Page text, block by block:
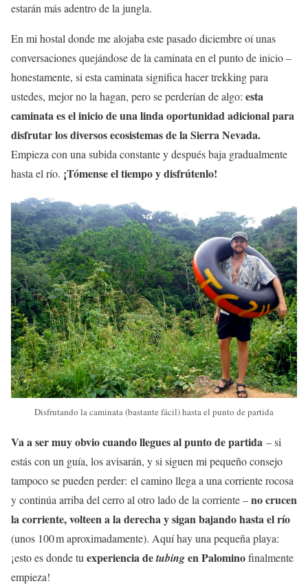
estarán más adentro de la jungla.
En mi hostal donde me alojaba este pasado diciembre oí unas
conversaciones quejándose de la caminata en el punto de inicio –
honestamente, si esta caminata significa hacer trekking para
ustedes, mejor no la hagan, pero se perderían de algo: esta
caminata es el inicio de una linda oportunidad adicional para
disfrutar los diversos ecosistemas de la Sierra Nevada.
Empieza con una subida constante y después baja gradualmente
hasta el río. ¡Tómense el tiempo y disfrútenlo!
Disfrutando la caminata (bastante fácil) hasta el punto de partida
Va a ser muy obvio cuando llegues al punto de partida – si
estás con un guía, los avisarán, y si siguen mi pequeño consejo
tampoco se pueden perder: el camino llega a una corriente rocosa
y continúa arriba del cerro al otro lado de la corriente –no crucen
la corriente, volteen a la derecha y sigan bajando hasta el río
(unos 100 m aproximadamente). Aquí hay una pequeña playa:
¡esto es donde tuexperiencia detubingen Palominofinalmente
empieza!